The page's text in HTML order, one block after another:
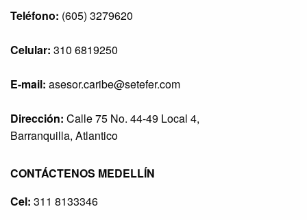
Teléfono: (605) 3279620
Celular: 310 6819250
E-mail: asesor.caribe@setefer.com
Dirección: Calle 75 No. 44-49 Local 4,
Barranquilla, Atlantico
CONTÁCTENOS MEDELLÍN
Cel: 311 8133346